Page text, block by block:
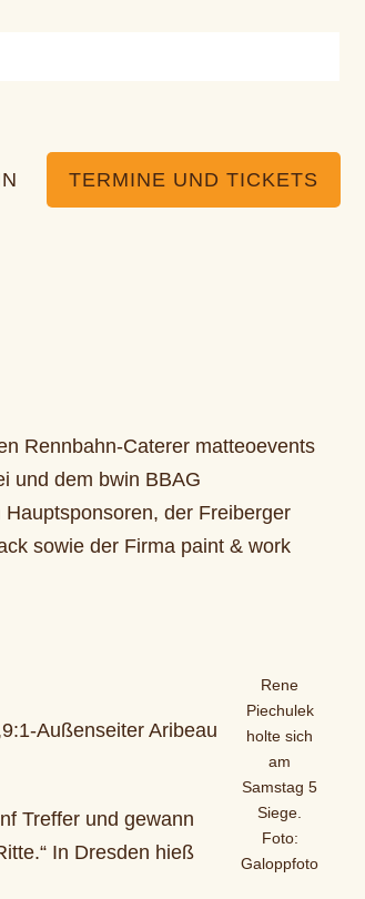
TERMINE UND TICKETS
Rennbahn-Caterer matteoevents
und dem bwin BBAG
der Freiberger
sowie der Firma paint & work
Rene
Piechulek
holte sich
am
Samstag 5
Siege.
Foto:
Galoppfoto
Außenseiter Aribeau
Treffer und gewann
In Dresden hieß